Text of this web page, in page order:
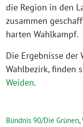
die Region in den
zusammen
harten Wahlkampf.
Die Ergebnisse der
Wahlbezirk, finden
Weiden.
Bündnis 90/Die Grünen,